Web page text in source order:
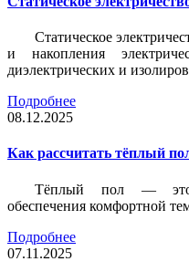
Статическое
и накопления
диэлектрических и
Подробнее
08.12.2025
Как рассчитать тёплый
Тёплый пол — это
обеспечения комфортной
Подробнее
07.11.2025